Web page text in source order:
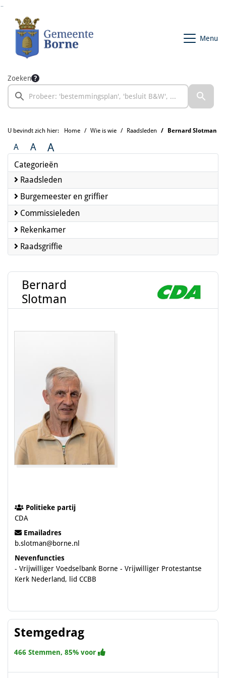
Menu
Zoeken
U bevindt zich hier: Home Wie is wie Raadsleden Bernard Slotman
A A A
Categorieën
Raadsleden
Burgemeester en griffier
Commissieleden
Rekenkamer
Raadsgriffie
Bernard
Slotman
Politieke partij
CDA
Emailadres
b.slotman@borne.nl
Nevenfuncties
- Vrijwilliger Voedselbank Borne - Vrijwilliger Protestantse
Kerk Nederland, lid CCBB
Stemgedrag
466 Stemmen, 85% voor